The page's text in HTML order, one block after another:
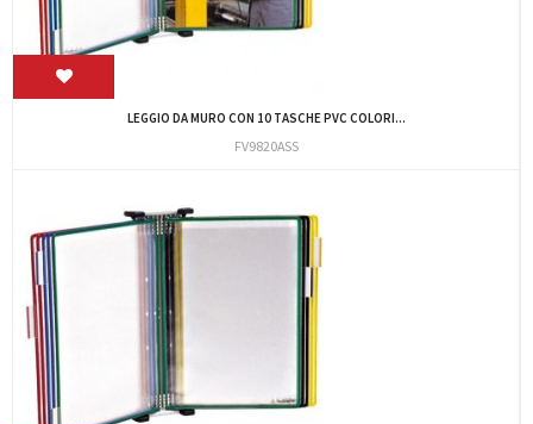
LEGGIO DA MURO CON 10 TASCHE PVC COLORI...
FV9820ASS